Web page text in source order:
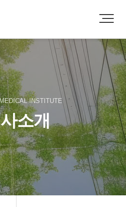
INSTITUTE
소개